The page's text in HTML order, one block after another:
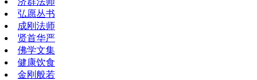
弘愿丛书
成刚法师
贤首华严
佛学文集
健康饮食
金刚般若